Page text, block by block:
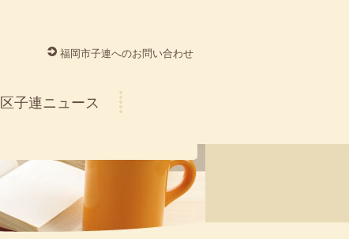
福岡市子連へのお問い合わせ
区子連ニュース